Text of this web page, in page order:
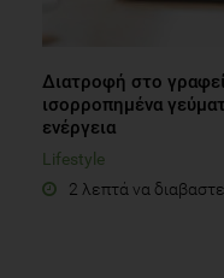
Διατροφή στο
ισορροπημένα
ενέργεια
Lifestyle
2 λεπτά να